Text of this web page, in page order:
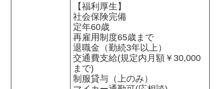
【福利厚生】
社会保険完備
定年60歳
再雇用制度65歳まで
退職金（勤続3年以上）
交通費支給(規定内月額￥30,000
まで)
制服貸与（上のみ）